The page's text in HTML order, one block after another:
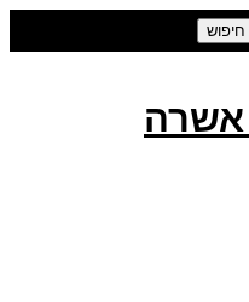
חיפוש
אשרה